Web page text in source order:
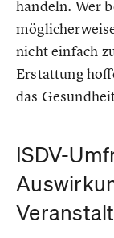
handeln. Wer
nicht einfach
Erstattung
das
ISDV-